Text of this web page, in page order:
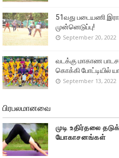
51வது படையணி
முன்னெடுப்பு!
September 20, 2022
வடக்கு மாகாண
கொக்கி போட்டியில்
September 13, 2022
பிரபலமானவை
முடி உதிர்தலை
யோகாசனங்கள்